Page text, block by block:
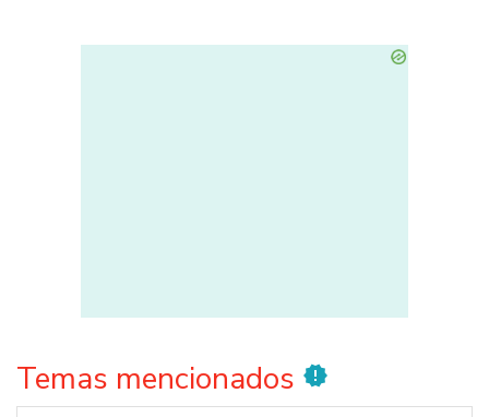
Temas mencionados new_releases